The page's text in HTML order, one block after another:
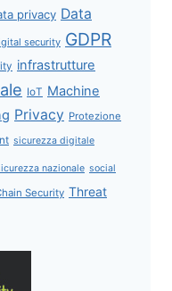
privacy Data
security GDPR
infrastrutture
IoT Machine
Privacy Protezione
sicurezza digitale
nazionale social
Security Threat